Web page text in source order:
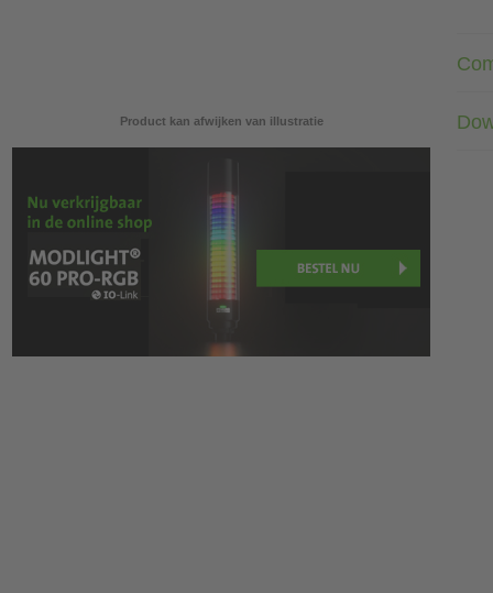
Product kan afwijken van illustratie